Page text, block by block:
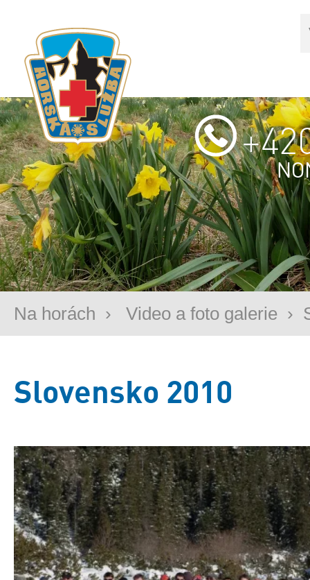
Na horách › Video a foto galerie ›
Slovensko 2010